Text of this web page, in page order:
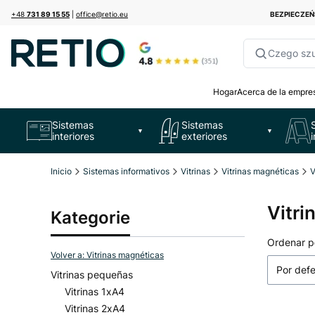
+48 731 89 15 55 office@retio.eu
Czego
HogarAcerca de la
Sistemas
interiores
▼
Sistemas
exteriores
▼
Inicio Sistemas informativos Vitrinas Vitrinas magnéticas
Kategorie
Volver a: Vitrinas magnéticas
Vitrinas pequeñas
Vitrinas 1xA4
Vitrinas 2xA4
Lista
Ordenar
Por